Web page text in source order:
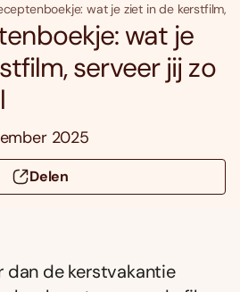
wat je ziet in de kerstfilm,
wat je
serveer jij zo
2025
Delen
dan de kerstvakantie